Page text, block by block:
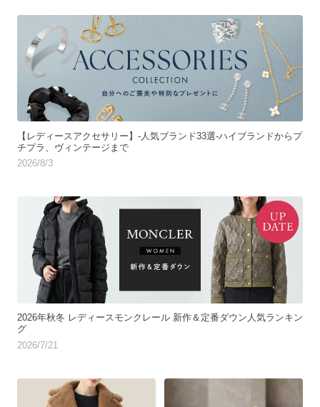
【レディースアクセサリー】-人気ブランド33選-ハイブランドからプ
チプラ、ヴィンテージまで
2026/8/3
2026年秋冬 レディースモンクレール 新作＆定番ダウン人気ランキン
グ
2026/7/21